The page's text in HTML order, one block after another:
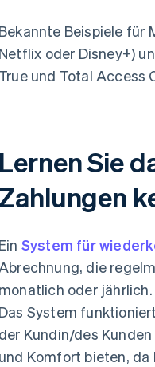
Bekannte Beispiele für
Netflix oder Disney+)
True und Total Access
Lernen Sie
Zahlungen
Ein System für
Abrechnung, die
monatlich oder
Das System
der Kundin/des
und Komfort bieten, da